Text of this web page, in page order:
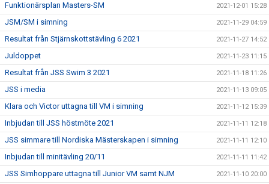
Funktionärsplan Masters-SM 2021-12-01 15:28
JSM/SM i simning 2021-11-29 04:59
Resultat från Stjärnskottstävling 6 2021 2021-11-27 14:52
Juldoppet 2021-11-23 11:15
Resultat från JSS Swim 3 2021 2021-11-18 11:26
JSS i media 2021-11-13 09:05
Klara och Victor uttagna till VM i simning 2021-11-12 15:39
Inbjudan till JSS höstmöte 2021 2021-11-11 12:18
JSS simmare till Nordiska Mästerskapen i simning 2021-11-11 12:10
Inbjudan till minitävling 20/11 2021-11-11 11:42
JSS Simhoppare uttagna till Junior VM samt NJM 2021-11-10 20:00